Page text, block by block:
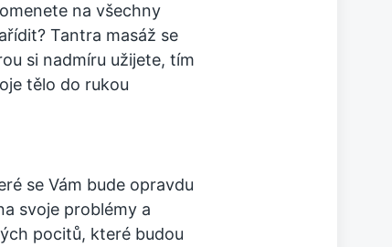
na všechny
Tantra masáž se
si nadmíru užijete, tím
tělo do rukou
se Vám bude opravdu
svoje problémy a
pocitů, které budou